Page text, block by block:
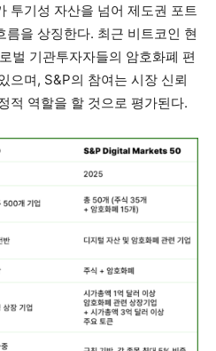
투기성 자산을 넘어 제도권 포트
을 상징한다. 최근 비트코인 현
벌 기관투자자들의 암호화폐 편
으며, S&P의 참여는 시장 신뢰
적 역할을 할 것으로 평가된다.